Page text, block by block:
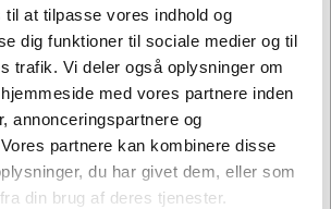
at tilpasse vores indhold og
dig funktioner til sociale medier og til
trafik. Vi deler også oplysninger om
med vores partnere inden
annonceringspartnere og
partnere kan kombinere disse
du har givet dem, eller som
din brug af deres tjenester.
Otto Bruuns Plads 1,
entré (Børn har gratis entré)